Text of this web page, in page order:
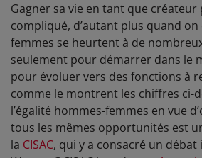
Gagner sa vie en tant que créateur
compliqué, d’autant plus quand on
femmes se heurtent à de
seulement pour démarrer dans le
pour évoluer vers des fonctions à
comme le montrent les chiffres ci-
l’égalité hommes-femmes en vue
tous les mêmes opportunités est
la CISAC, qui y a consacré un